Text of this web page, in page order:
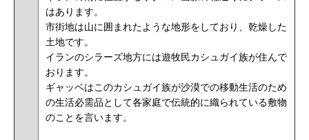
はあります。
市街地は山に囲まれたような地形をしており、乾燥した
土地です。
イランのシラーズ地方には遊牧民カシュガイ族が住んで
おります。
ギャッベはこのカシュガイ族が沙漠での移動生活のため
の生活必需品として各家庭で伝統的に織られている敷物
のことを言います。